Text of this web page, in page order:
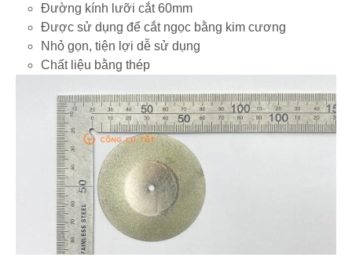
Đường kính lưỡi cắt 60mm
Được sử dụng để cắt ngọc bằng kim cương
Nhỏ gọn, tiện lợi dễ sử dụng
Chất liệu bằng thép